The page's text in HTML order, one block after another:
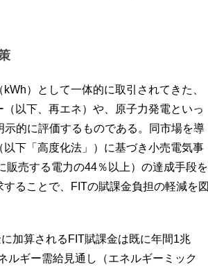
）として一体的に取引されてきた、
以下、再エネ）や、原子力発電といっ
的に評価するものである。同市場を導
下「高度化法」）に基づき小売電気事
売する電力の44％以上）の達成手段を
ることで、FITの賦課金負担の軽減を図
加算されるFIT賦課金は既に年間1兆
ルギー需給見通し（エネルギーミック